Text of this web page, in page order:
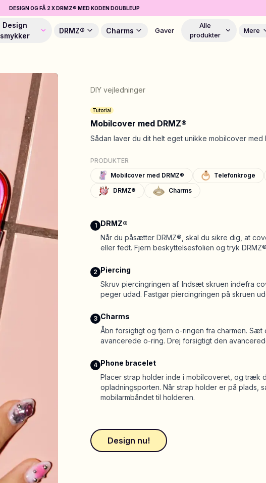
DESIGN OG FÅ 2 X DRMZ® MED KODEN DOUBLEUP
Design
smykker
DRMZ® Charms Gaver
Alle
produkter
Mere
DIY vejledninger
Tutorial
Mobilcover med DRMZ®
Sådan laver du dit helt eget unikke mobilcover
PRODUKTER
Mobilcover med DRMZ®
Telefonkroge
DRMZ®
Charms
1 DRMZ®
Når du påsætter DRMZ®, skal du sikre dig, at
eller fedt. Fjern beskyttelsesfolien og tryk
2 Piercing
Skruv piercingringen af. Indsæt skruen indefra
peger udad. Fastgør piercingringen på skruen
3 Charms
Åbn forsigtigt og fjern o-ringen fra charmen. Sæt
avancerede o-ring. Drej forsigtigt den
4 Phone bracelet
Placer strap holder inde i mobilcoveret, og træk
opladningsporten. Når strap holder er på plads,
mobilarmbåndet til holderen.
Design nu!